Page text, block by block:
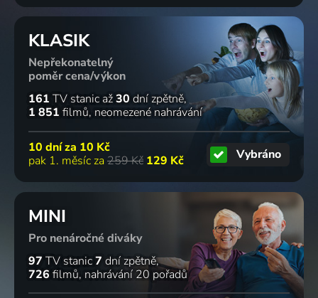
KLASIK
Nepřekonatelný
poměr cena/výkon
161 TV stanic až30 dní zpětně
1 851 filmů neomezené nahrávání
10 dní za 10 Kč
pak 1. měsíc za 259 Kč 129 Kč Vybráno
MINI
Pro nenáročné diváky
97 TV stanic7 dní zpětně
726 filmů nahrávání 20 pořadů